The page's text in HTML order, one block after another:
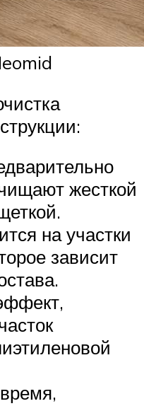
жесткой
на участки
зависит